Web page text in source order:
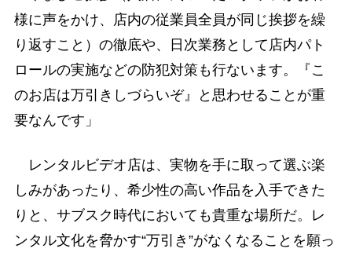
様に声をかけ、店内の従業員全員が同じ挨拶を繰
り返すこと）の徹底や、日次業務として店内パト
ロールの実施などの防犯対策も行ないます。『こ
のお店は万引きしづらいぞ』と思わせることが重
要なんです」
レンタルビデオ店は、実物を手に取って選ぶ楽
しみがあったり、希少性の高い作品を入手できた
りと、サブスク時代においても貴重な場所だ。レ
ンタル文化を脅かす“万引き”がなくなることを願っ